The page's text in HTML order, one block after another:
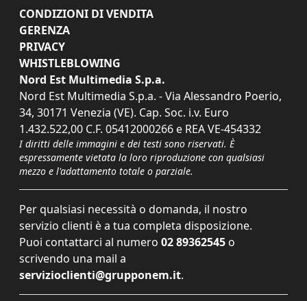
CONDIZIONI DI VENDITA
GERENZA
PRIVACY
WHISTLEBLOWING
Nord Est Multimedia S.p.a.
Nord Est Multimedia S.p.a. - Via Alessandro Poerio,
34, 30171 Venezia (VE). Cap. Soc. i.v. Euro
1.432.522,00 C.F. 05412000266 e REA VE-454332
I diritti delle immagini e dei testi sono riservati. È
espressamente vietata la loro riproduzione con qualsiasi
mezzo e l'adattamento totale o parziale.
Per qualsiasi necessità o domanda, il nostro
servizio clienti è a tua completa disposizione.
Puoi contattarci al numero 02 89362545 o
scrivendo una mail a
servizioclienti@grupponem.it.